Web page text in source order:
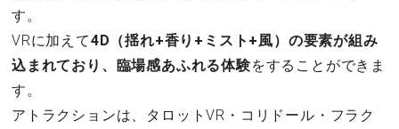
す。
VRに加えて4D（揺れ+香り+ミスト+風）の要素が組み
込まれており、臨場感あふれる体験をすることができま
す。
アトラクションは、タロットVR・コリドール・フラク